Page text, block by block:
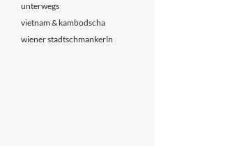
unterwegs
vietnam & kambodscha
wiener stadtschmankerln